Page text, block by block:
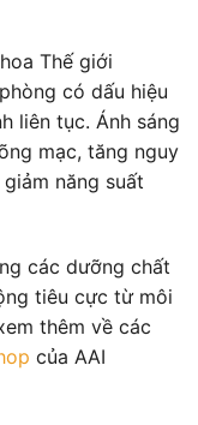
Thế giới
có dấu hiệu
liên tục. Ánh sáng
mạc, tăng nguy
năng suất
các dưỡng chất
tiêu cực từ môi
thêm về các
của AAI